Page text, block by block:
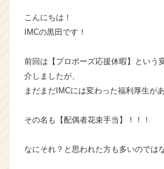
長
業
ら
カ
ウ
こんにちは！
IMCの黒田です！
前回は【プロポーズ応援休暇】という
介しましたが、
まだまだIMCには変わった福利厚生が
その名も【配偶者花束手当】！！！
なにそれ？と思われた方も多いのでは